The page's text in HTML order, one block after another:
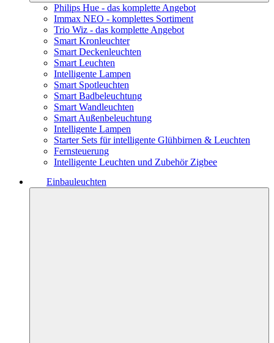
Philips Hue - das komplette Angebot
Immax NEO - komplettes Sortiment
Trio Wiz - das komplette Angebot
Smart Kronleuchter
Smart Deckenleuchten
Smart Leuchten
Intelligente Lampen
Smart Spotleuchten
Smart Badbeleuchtung
Smart Wandleuchten
Smart Außenbeleuchtung
Intelligente Lampen
Starter Sets für intelligente Glühbirnen & Leuchten
Fernsteuerung
Intelligente Leuchten und Zubehör Zigbee
Einbauleuchten